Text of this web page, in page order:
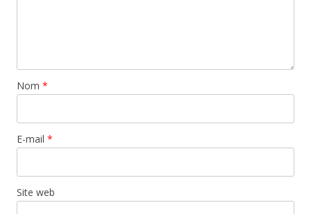
Nom *
E-mail *
Site web